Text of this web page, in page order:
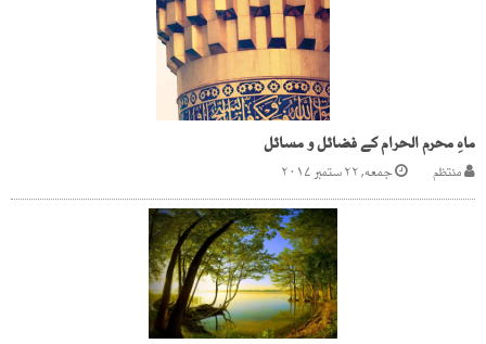
ماہِ محرم الحرام کے فضائل و مسائل
منتظم جمعه, ۲۲ ستمبر ۲۰۱۷